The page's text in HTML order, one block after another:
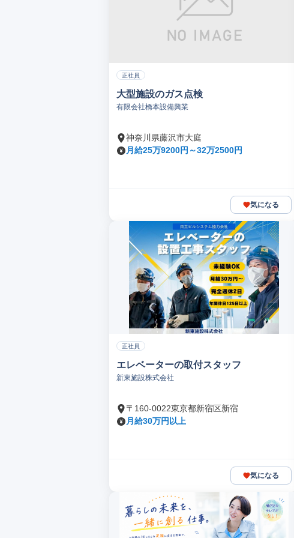
正社員
大型施設のガス点検
有限会社橋本設備興業
神奈川県藤沢市大庭
月給25万9200円～32万2500円
気になる
正社員
エレベーターの取付スタッフ
新東施設株式会社
〒160-0022東京都新宿区新宿
月給30万円以上
気になる